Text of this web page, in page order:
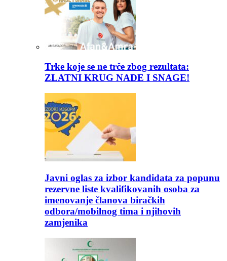
Trke koje se ne trče zbog rezultata:
ZLATNI KRUG NADE I SNAGE!
Javni oglas za izbor kandidata za popunu
rezervne liste kvalifikovanih osoba za
imenovanje članova biračkih
odbora/mobilnog tima i njihovih
zamjenika